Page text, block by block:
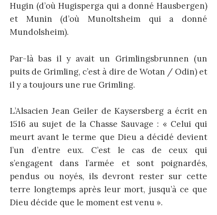
Hugin (d’où Hugisperga qui a donné Hausbergen)
et Munin (d’où Munoltsheim qui a donné
Mundolsheim).
Par-là bas il y avait un Grimlingsbrunnen (un
puits de Grimling, c’est à dire de Wotan / Odin) et
il y a toujours une rue Grimling.
L’Alsacien Jean Geiler de Kaysersberg a écrit en
1516 au sujet de la Chasse Sauvage : « Celui qui
meurt avant le terme que Dieu a décidé devient
l’un d’entre eux. C’est le cas de ceux qui
s’engagent dans l’armée et sont poignardés,
pendus ou noyés, ils devront rester sur cette
terre longtemps après leur mort, jusqu’à ce que
Dieu décide que le moment est venu ».